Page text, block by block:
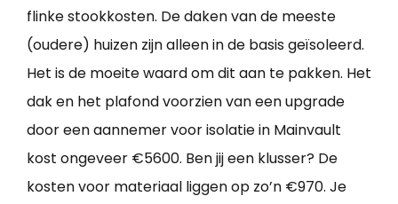
flinke stookkosten. De daken van de meeste
(oudere) huizen zijn alleen in de basis geïsoleerd.
Het is de moeite waard om dit aan te pakken. Het
dak en het plafond voorzien van een upgrade
door een aannemer voor isolatie in Mainvault
kost ongeveer €5600. Ben jij een klusser? De
kosten voor materiaal liggen op zo’n €970. Je